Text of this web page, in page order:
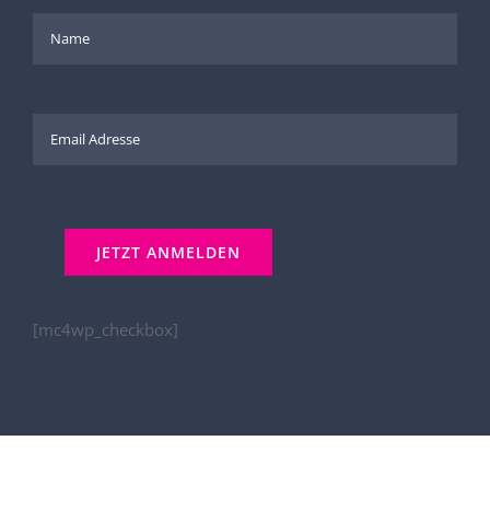
[mc4wp_checkbox]